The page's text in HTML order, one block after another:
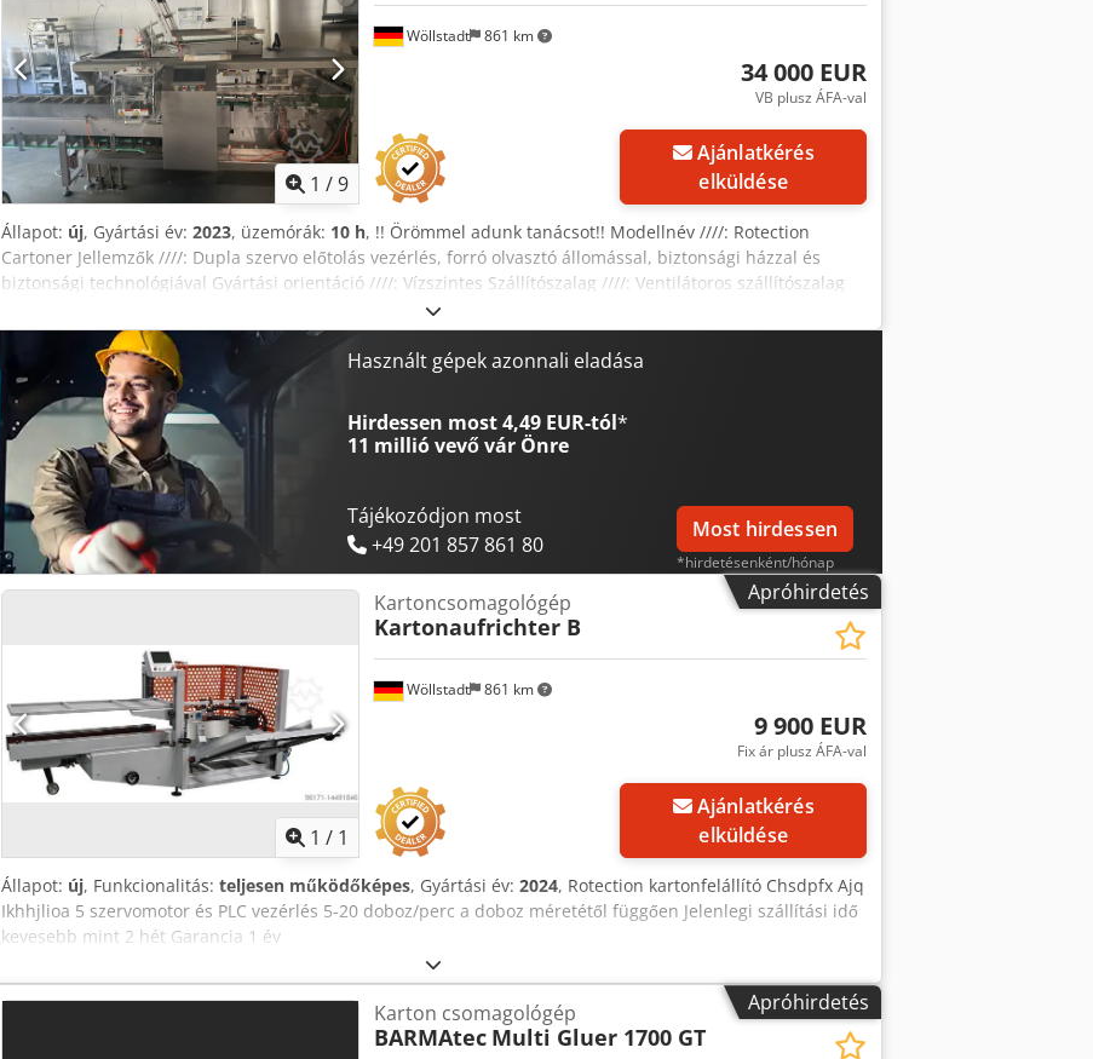
1 /9
Wöllstadt 861 km
34 000 EUR
VB plusz ÁFA-val
Ajánlatkérés
elküldése
Állapot: új, Gyártási év: 2023, üzemórák: 10 h, !! Örömmel adunk tanácsot!! Modellnév ////: Rotection
Cartoner Jellemzők ////: Dupla szervo előtolás vezérlés, forró olvasztó állomással, biztonsági házzal és
biztonsági technológiával Gyártási orientáció ////: Vízszintes Szállítószalag ////: Ventilátoros szállítószalag
Kartondoboz adagoló ////: felső aktív szállítószalaggal Kezelői kijelző ////: Érintőképernyő Hajtás és vezérlés
////: 8 szervomotor és PLC vezérlés Dobozhossz ////: 150-300 mm Dobozszélesség ////: 120-260 mm
Csomagolás magassága ////: 50-100 mm Sebesség ////: 40-60 doboz/perc. a doboz méretétől és a termék
súlyától függően Cedpfxjr E Dpas Alijha Kartondoboz ajánlás ////: előre hajtogatott dobozok, 250-350g/m³
Fogyasztás ////: kb 9,5KW Tápellátás ////: 380 V / 50 Hz/ 3 fázis A rendszer súlya ////: kb. 1000 kg A rendszer
méretei ////: kb. 4257 x 1605 x 1823 mm Növényi anyag ////: "304 rozsdamentes acél felületkezeléssel"
Hotmelt állomás ////: Kötelező, opcionális Nordson vagy Robatech
Használt gépek azonnali eladása
Hirdessen most 4,49 EUR-tól*
11 millió vevővár Önre
Tájékozódjon most
+49 201 857 861 80
Most hirdessen
*hirdetésenként/hónap
Apróhirdetés
Kérjen több képet
1 / 1
Wöllstadt 861 km
Kartoncsomagológép
Kartonaufrichter B
9 900 EUR
Fix ár plusz ÁFA-val
Ajánlatkérés
elküldése
Állapot: új, Funkcionalitás: teljesen működőképes, Gyártási év: 2024, Rotection kartonfelállító Chsdpfx Ajq
Ikhhjlioa 5 szervomotor és PLC vezérlés 5-20 doboz/perc a doboz méretétől függően Jelenlegi szállítási idő
kevesebb mint 2 hét Garancia 1 év
Apróhirdetés
Karton csomagológép
BARMAtec Multi Gluer 1700 GT